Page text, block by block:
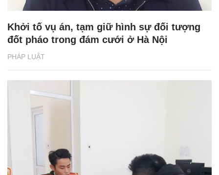
PHÁP LUẬT
Khởi tố vụ án, tạm giữ hình sự đối tượng
đốt pháo trong đám cưới ở Hà Nội